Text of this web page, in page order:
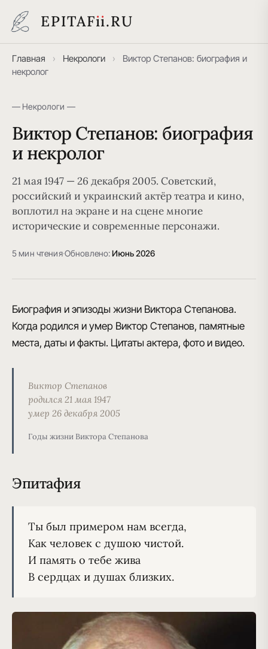
EPITAFii.RU
Главная › Некрологи ›
Виктор Степанов: биография и
некролог
— Некрологи —
Виктор Степанов: биография
и некролог
21 мая 1947 — 26 декабря 2005. Советский,
российский и украинский актёр театра и кино,
воплотил на экране и на сцене многие
исторические и современные персонажи.
5 мин чтения·Обновлено:Июнь 2026
Биография и эпизоды жизни Виктора Степанова.
Когда родился и умер Виктор Степанов, памятные
места, даты и факты. Цитаты актера, фото и видео.
Виктор Степанов
родился 21 мая 1947
умер 26 декабря 2005
Годы жизни Виктора Степанова
Эпитафия
Ты был примером нам всегда,
Как человек с душою чистой.
И память о тебе жива
В сердцах и душах близких.